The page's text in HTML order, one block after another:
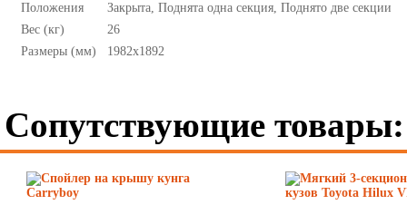
Положения
Закрыта, Поднята одна секция, Поднято две секции
Вес (кг)
26
Размеры (мм)
1982х1892
Сопутствующие товары: